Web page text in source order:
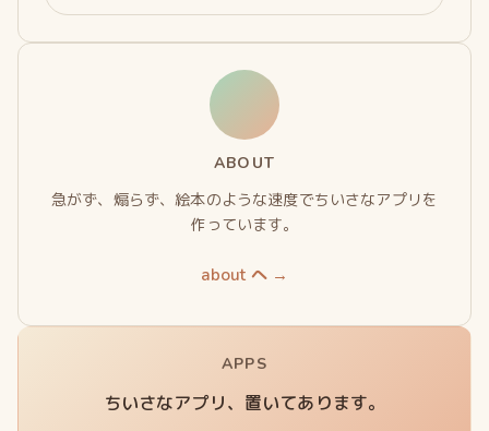
ジ
送
for:
ABOUT
急がず、煽らず、絵本のような速度でちいさなアプリを
作っています。
about へ →
APPS
ちいさなアプリ、置いてあります。